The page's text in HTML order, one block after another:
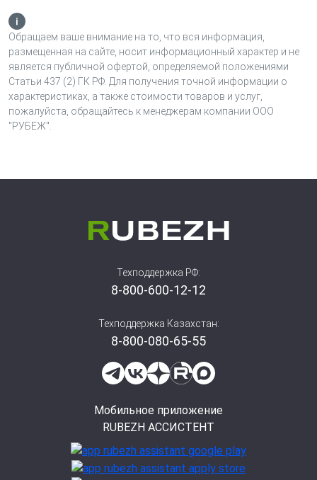
АБШС-R2 обеспечивает:
контроль состояния каждого ШС по величине его
сопротивления, выявление неисправности (КЗ или
обрыв) и формирование извещений в зависимости
от типа ШС;
передачу по АЛС информации о текущем извещении
местную световую сигнализацию текущих
питающего напряжения на каждом входе питания, а
Обращаем ваше внимание на то, что вся информация,
размещенная на сайте, носит информационный характер и не
является публичной офертой, определяемой положениями
Статьи 437 (2) ГК РФ. Для получения точной информации о
характеристиках, а также стоимости товаров и услуг,
пожалуйста, обращайтесь к менеджерам компании ООО
"РУБЕЖ".
Техподдержка РФ:
8-800-600-12-12
Техподдержка Казахстан:
8-800-080-65-55
Мобильное приложение
RUBEZH АССИСТЕНТ